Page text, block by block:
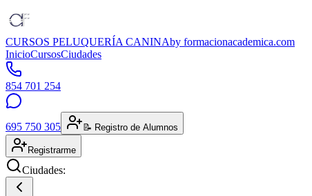
CURSOS PELUQUERÍA CANINAby formacionacademica.com
InicioCursosCiudades
854 701 254
695 750 305 📝 Registro de Alumnos
Registrarme
Ciudades: